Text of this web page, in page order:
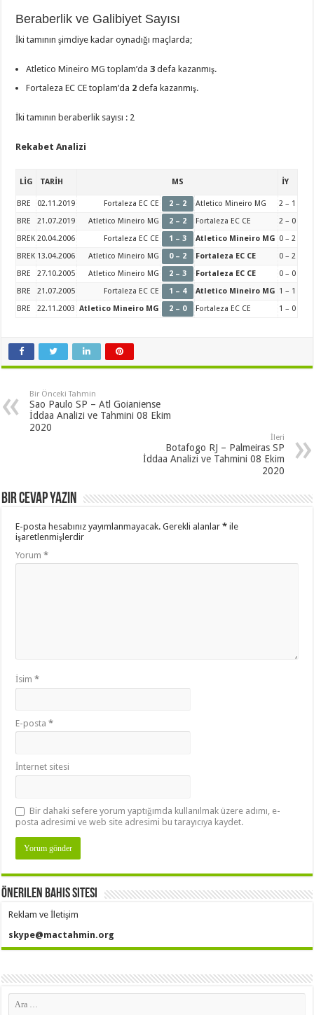
Beraberlik ve Galibiyet Sayısı
İki tamının şimdiye kadar oynadığı maçlarda;
Atletico Mineiro MG toplam’da3 defa kazanmış.
Fortaleza EC CE toplam’da 2 defa kazanmış.
İki tamının beraberlik sayısı : 2
Rekabet Analizi
LİG TARİH MS İY
BRE 02.11.2019 Fortaleza EC CE 2 – 2 Atletico Mineiro MG
2 – 1
BRE
21.07.2019 Atletico Mineiro MG 2 – 2 Fortaleza EC CE
2 – 0
BREK 20.04.2006 Fortaleza EC CE 1 – 3 Atletico Mineiro MG 0 – 2
BREK 13.04.2006 Atletico Mineiro MG 0 – 2 Fortaleza EC CE
0 – 2
BRE
27.10.2005 Atletico Mineiro MG 2 – 3 Fortaleza EC CE
0 – 0
BRE
21.07.2005 Fortaleza EC CE 1 – 4 Atletico Mineiro MG 1 – 1
BRE
22.11.2003 Atletico Mineiro MG 2 – 0 Fortaleza EC CE 1 – 0
Bir Önceki Tahmin
Sao Paulo SP – Atl Goianiense
İddaa Analizi ve Tahmini 08 Ekim
2020
İleri
Botafogo RJ – Palmeiras SP
İddaa Analizi ve Tahmini 08 Ekim
2020
Bir cevap yazın
E-posta hesabınız yayımlanmayacak. Gerekli alanlar* ile
işaretlenmişlerdir
Yorum*
İsim*
E-posta*
İnternet sitesi
Bir dahaki sefere yorum yaptığımda kullanılmak üzere adımı, e-
posta adresimi ve web site adresimi bu tarayıcıya kaydet.
Önerilen Bahis Sitesi
Reklam ve İletişim
skype@mactahmin.org